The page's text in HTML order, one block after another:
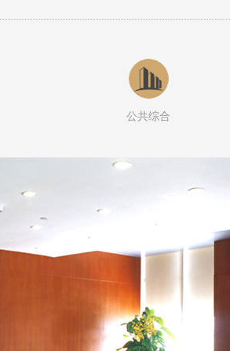
公共综合